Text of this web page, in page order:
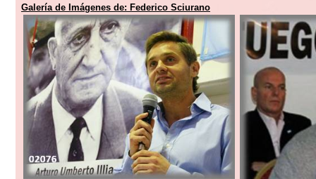
Galería de Imágenes de: Federico Sciurano